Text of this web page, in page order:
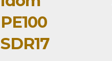
PE100
SDR17